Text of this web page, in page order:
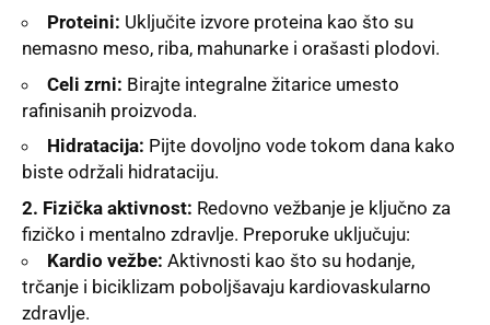
Proteini: Uključite izvore proteina kao što su
nemasno meso, riba, mahunarke i orašasti plodovi.
Celi zrni: Birajte integralne žitarice umesto
rafinisanih proizvoda.
Hidratacija: Pijte dovoljno vode tokom dana kako
biste održali hidrataciju.
2. Fizička aktivnost: Redovno vežbanje je ključno za
fizičko i mentalno zdravlje. Preporuke uključuju:
Kardio vežbe: Aktivnosti kao što su hodanje,
trčanje i biciklizam poboljšavaju kardiovaskularno
zdravlje.